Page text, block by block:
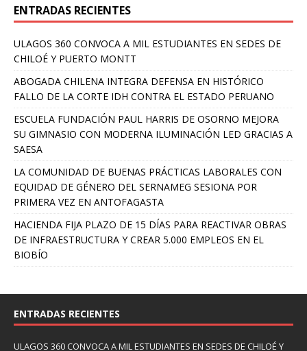
ENTRADAS RECIENTES
ULAGOS 360 CONVOCA A MIL ESTUDIANTES EN SEDES DE
CHILOÉ Y PUERTO MONTT
ABOGADA CHILENA INTEGRA DEFENSA EN HISTÓRICO
FALLO DE LA CORTE IDH CONTRA EL ESTADO PERUANO
ESCUELA FUNDACIÓN PAUL HARRIS DE OSORNO MEJORA
SU GIMNASIO CON MODERNA ILUMINACIÓN LED GRACIAS A
SAESA
LA COMUNIDAD DE BUENAS PRÁCTICAS LABORALES CON
EQUIDAD DE GÉNERO DEL SERNAMEG SESIONA POR
PRIMERA VEZ EN ANTOFAGASTA
HACIENDA FIJA PLAZO DE 15 DÍAS PARA REACTIVAR OBRAS
DE INFRAESTRUCTURA Y CREAR 5.000 EMPLEOS EN EL
BIOBÍO
ENTRADAS RECIENTES
ULAGOS 360 CONVOCA A MIL ESTUDIANTES EN SEDES DE CHILOÉ Y